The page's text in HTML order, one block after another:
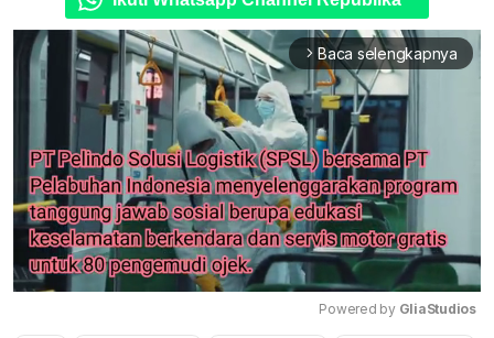
arrow_forward_ios Baca selengkapnya
Powered by GliaStudios